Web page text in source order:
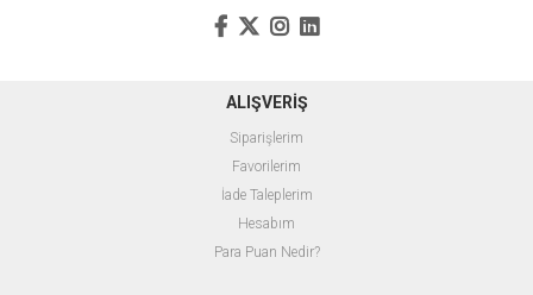
ALIŞVERİŞ
Siparişlerim
Favorilerim
İade Taleplerim
Hesabım
Para Puan Nedir?